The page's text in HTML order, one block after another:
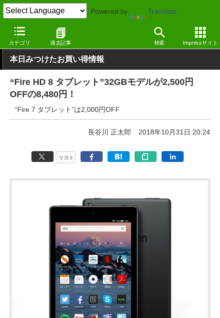
Powered by Translate
カテゴリ 過去記事 検索 Impressサイト
窓の杜 システム・ファイル その他
本日みつけたお買い得情報
“Fire HD 8 タブレット”32GBモデルが2,500円
OFFの8,480円！
“Fire 7 タブレット”は2,000円OFF
長谷川 正太郎 2018年10月31日 20:24
リスト